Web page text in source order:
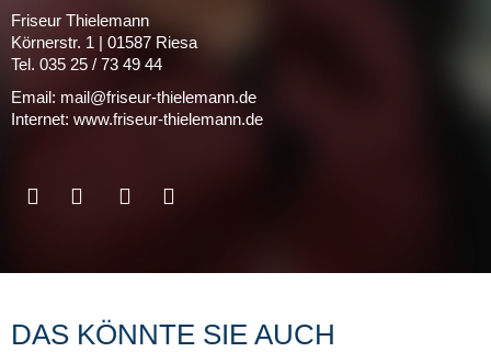
Friseur Thielemann
Körnerstr. 1 | 01587 Riesa
Tel. 035 25 / 73 49 44
Email: mail@friseur-thielemann.de
Internet: www.friseur-thielemann.de
DAS KÖNNTE SIE AUCH